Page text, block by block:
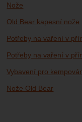
Nože
Old Bear kapesní nože
Potřeby na vaření v
Potřeby na vaření v
Vybavení pro
Nože Old Bear